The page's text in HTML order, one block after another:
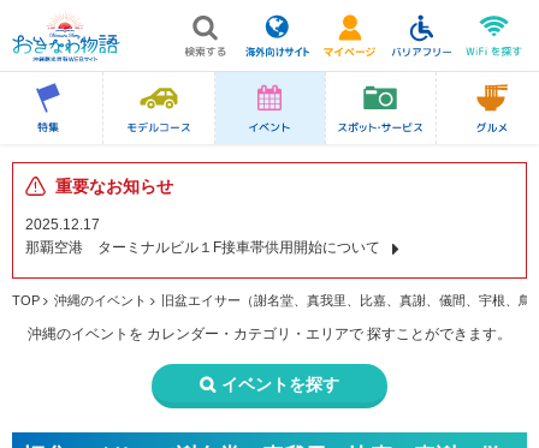
重要なお知らせ
2025.12.17
那覇空港 ターミナルビル１F接車帯供用開始について
TOP 沖縄のイベント 旧盆エイサー（謝名堂、真我里、比嘉、真謝、儀間、宇根、鳥
沖縄のイベントを カレンダー・カテゴリ・エリアで 探すことができます。
イベントを探す